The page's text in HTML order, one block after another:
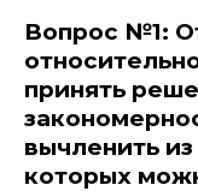
Вопрос №1:
принять
вычленить
которых